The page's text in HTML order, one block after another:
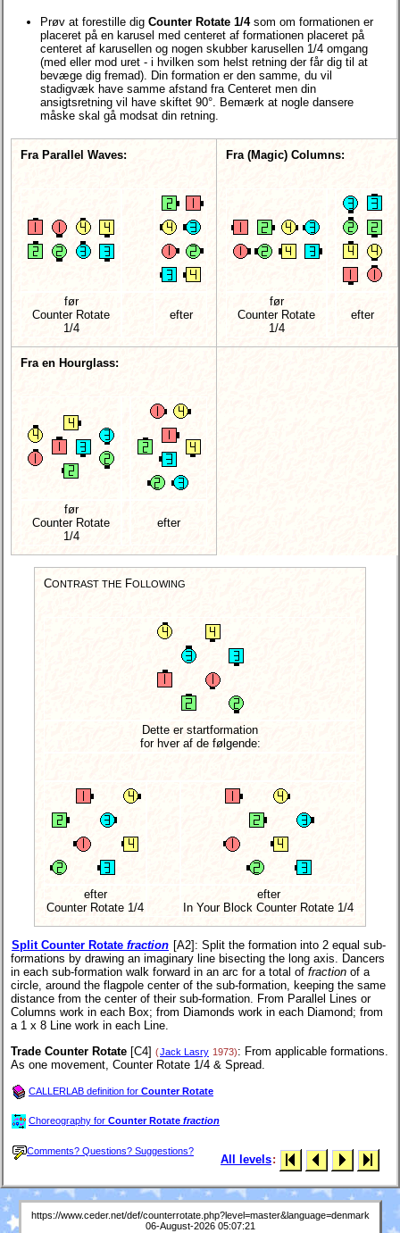
Prøv at forestille dig Counter Rotate 1/4som om formationen er
placeret på en karusel med centeret af formationen placeret på
centeret af karusellen og nogen skubber karusellen 1/4 omgang
(med eller mod uret - i hvilken som helst retning der får dig til at
bevæge dig fremad). Din formation er den samme, du vil
stadigvæk have samme afstand fra Centeret men din
ansigtsretning vil have skiftet 90°. Bemærk at nogle dansere
måske skal gå modsat din retning.
Fra Parallel Waves:
før
Counter Rotate
1/4
efter
Fra (Magic) Columns:
før
Counter Rotate
1/4
efter
Fra en Hourglass:
før
Counter Rotate
1/4
efter
CONTRAST THE FOLLOWING
Dette er startformation
for hver af de følgende:
efter
Counter Rotate 1/4
efter
In Your Block Counter Rotate 1/4
Split Counter Rotate fraction [A2] : Split the formation into 2 equal sub-
formations by drawing an imaginary line bisecting the long axis. Dancers
in each sub-formation walk forward in an arc for a total of fraction of a
circle, around the flagpole center of the sub-formation, keeping the same
distance from the center of their sub-formation. From Parallel Lines or
Columns work in each Box; from Diamonds work in each Diamond; from
a 1 x 8 Line work in each Line.
Trade Counter Rotate [C4] (Jack Lasry 1973): From applicable formations.
As one movement, Counter Rotate 1/4 & Spread.
CALLERLAB definition for Counter Rotate
Choreography for Counter Rotate fraction
Comments? Questions? Suggestions?
All levels:
https://www.ceder.net/def/counterrotate.php?level=master&language=denmark
06-August-2026 05:07:21